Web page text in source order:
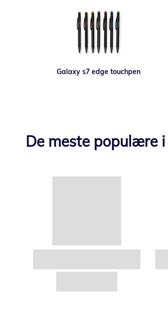
Galaxy s7 edge touchpen
De meste populære